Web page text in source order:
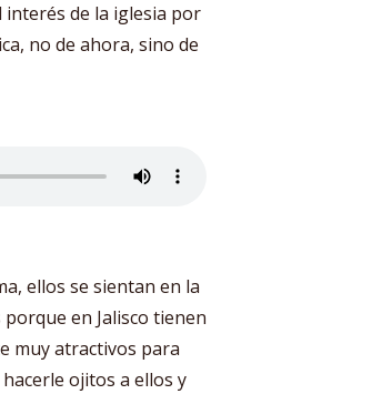
interés de la iglesia por
no de ahora, sino de
ellos se sientan en la
en Jalisco tienen
muy atractivos para
ojitos a ellos y